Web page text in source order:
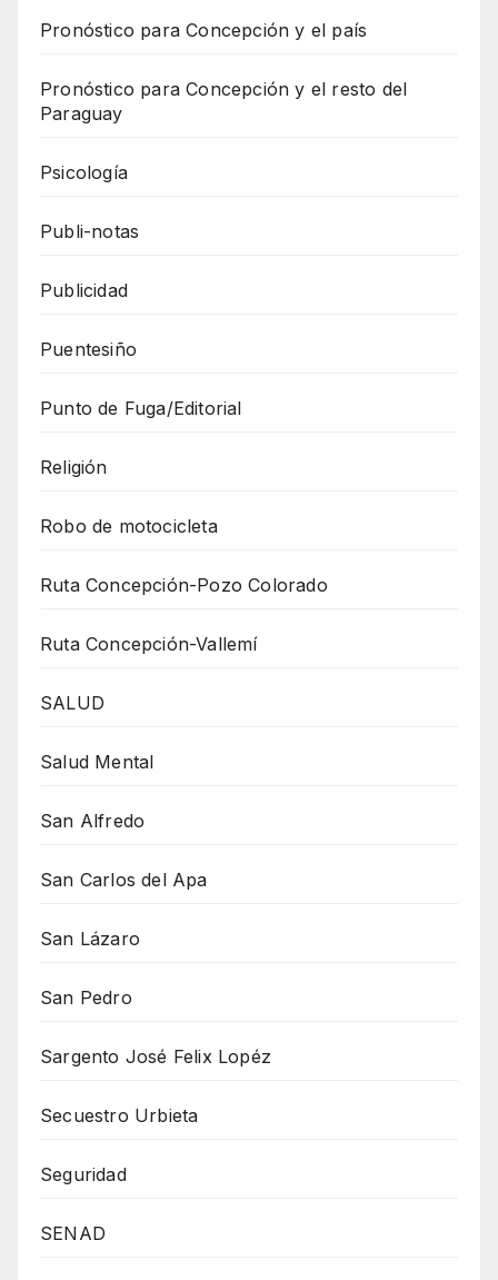
Pronóstico para Concepción y el país
Pronóstico para Concepción y el resto del
Paraguay
Psicología
Publi-notas
Publicidad
Puentesiño
Punto de Fuga/Editorial
Religión
Robo de motocicleta
Ruta Concepción-Pozo Colorado
Ruta Concepción-Vallemí
SALUD
Salud Mental
San Alfredo
San Carlos del Apa
San Lázaro
San Pedro
Sargento José Felix Lopéz
Secuestro Urbieta
Seguridad
SENAD